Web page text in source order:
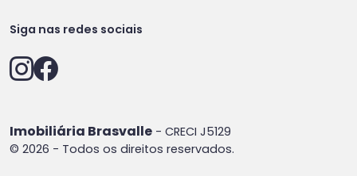
Siga nas redes sociais
Imobiliária Brasvalle - CRECI J5129
© 2026 - Todos os direitos reservados.